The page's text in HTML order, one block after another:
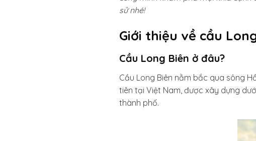
sử nhé!
Giới thiệu về cầu
Cầu Long Biên ở đâu?
Cầu Long Biên nằm bắc qua sông
tiên tại Việt Nam, được xây dựng
thành phố.